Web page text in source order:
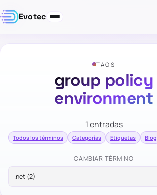
Evotec
TAGS
group policy
environment
1 entradas
Todos los términos Categorías Etiquetas Blog
CAMBIAR TÉRMINO